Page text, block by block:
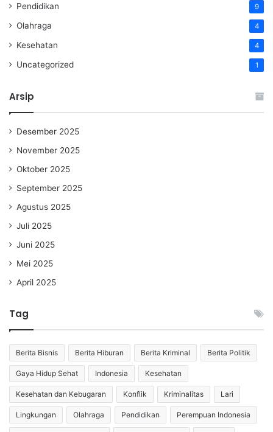
Pendidikan 9
Olahraga 4
Kesehatan 4
Uncategorized 1
Arsip
Desember 2025
November 2025
Oktober 2025
September 2025
Agustus 2025
Juli 2025
Juni 2025
Mei 2025
April 2025
Tag
Berita Bisnis Berita Hiburan Berita Kriminal Berita Politik
Gaya Hidup Sehat Indonesia Kesehatan
Kesehatan dan Kebugaran Konflik Kriminalitas Lari
Lingkungan Olahraga Pendidikan Perempuan Indonesia